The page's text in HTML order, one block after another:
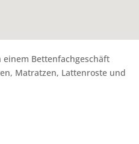
Bettenfachgeschäft
Matratzen, Lattenroste und